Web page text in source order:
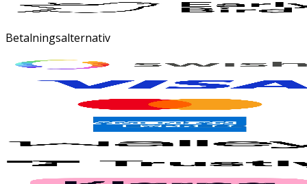
Betalningsalternativ